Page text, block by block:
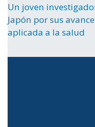
Un joven
Japón por sus
aplicada a la salud